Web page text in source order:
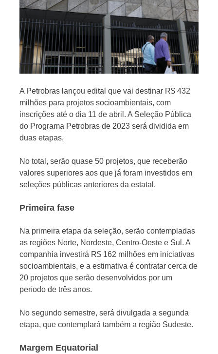
A Petrobras lançou edital que vai destinar R$ 432
milhões para projetos socioambientais, com
inscrições até o dia 11 de abril. A Seleção Pública
do Programa Petrobras de 2023 será dividida em
duas etapas.
No total, serão quase 50 projetos, que receberão
valores superiores aos que já foram investidos em
seleções públicas anteriores da estatal.
Primeira fase
Na primeira etapa da seleção, serão contempladas
as regiões Norte, Nordeste, Centro-Oeste e Sul. A
companhia investirá R$ 162 milhões em iniciativas
socioambientais, e a estimativa é contratar cerca de
20 projetos que serão desenvolvidos por um
período de três anos.
No segundo semestre, será divulgada a segunda
etapa, que contemplará também a região Sudeste.
Margem Equatorial